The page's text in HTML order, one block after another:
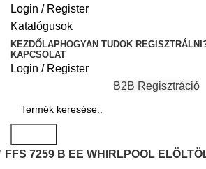
Login / Register
Katalógusok
KEZDŐLAPHOGYAN TUDOK
KAPCSOLAT
Login / Register
B2B Regisztráció
FFS 7259 B EE WHIRLPOOL